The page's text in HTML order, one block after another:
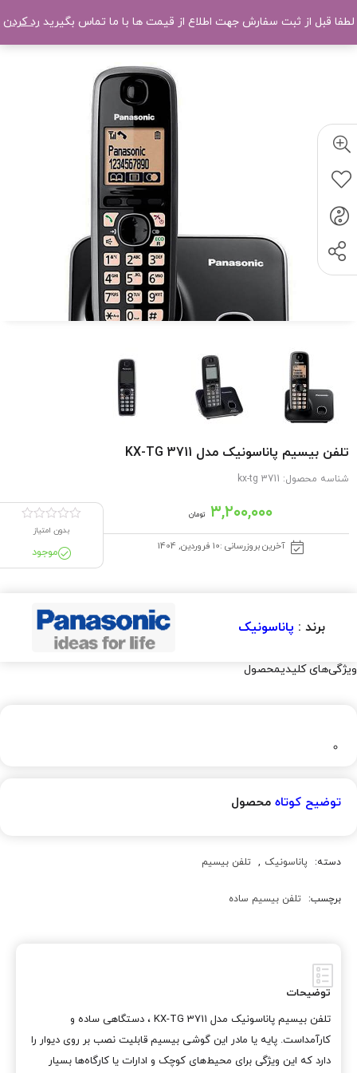
تلفن بیسیم پاناسونیک مدل KX-TG 3711
شناسه محصول: kx-tg 3711
۳,۲۰۰,۰۰۰ تومان
آخرین بروزرسانی :10 فروردین, 1404
بدون امتیاز
موجود
برند : پاناسونیک
ویژگی‌های کلیدیمحصول
توضیح کوتاه محصول
دسته: پاناسونیک , تلفن بیسیم
برچسب: تلفن بیسیم ساده
توضیحات
تلفن بیسیم پاناسونیک مدل KX-TG 3711 ، دستگاهی ساده و
کارآمداست. پایه یا مادر این گوشی بیسیم قابلیت نصب بر روی دیوار را
دارد که این ویژگی برای محیط‌های کوچک و ادارات یا کارگاه‌ها بسیار
لطفا قبل از ثبت سفارش جهت اطلاع از قیمت ها با ما تماس بگیریدرد کردن